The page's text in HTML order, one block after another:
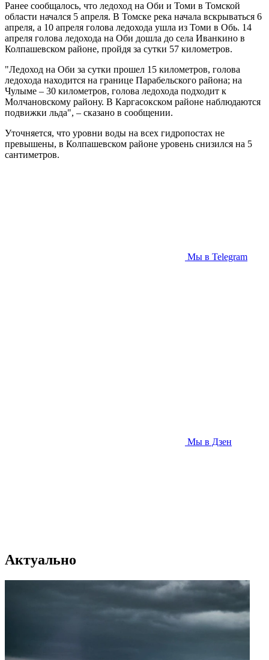
Ранее сообщалось, что ледоход на Оби и Томи в Томской
области начался 5 апреля. В Томске река начала вскрываться 6
апреля, а 10 апреля голова ледохода ушла из Томи в Обь. 14
апреля голова ледохода на Оби дошла до села Иванкино в
Колпашевском районе, пройдя за сутки 57 километров.
"Ледоход на Оби за сутки прошел 15 километров, голова
ледохода находится на границе Парабельского района; на
Чулыме – 30 километров, голова ледохода подходит к
Молчановскому району. В Каргасокском районе наблюдаются
подвижки льда", – сказано в сообщении.
Уточняется, что уровни воды на всех гидропостах не
превышены, в Колпашевском районе уровень снизился на 5
сантиметров.
Мы в Telegram
Мы в Дзен
Актуально